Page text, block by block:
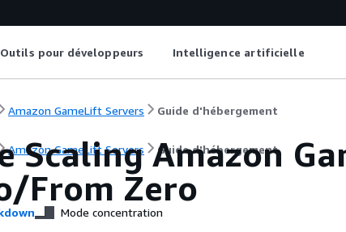
Outils pour développeurs Intelligence artificielle
Amazon GameLift Servers Guide d'hébergement
Amazon GameLift Servers Guide d'hébergement
Scaling Amazon
From Zero
Mode concentration